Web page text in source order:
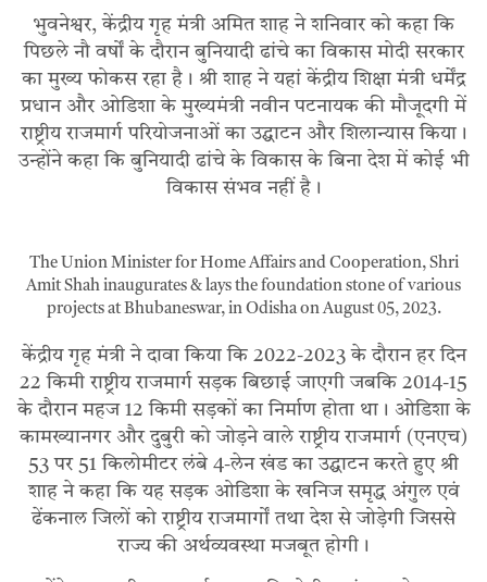
भुवनेश्वर, केंद्रीय गृह मंत्री अमित शाह ने शनिवार को कहा कि
पिछले नौ वर्षों के दौरान बुनियादी ढांचे का विकास मोदी सरकार
का मुख्य फोकस रहा है। श्री शाह ने यहां केंद्रीय शिक्षा मंत्री धर्मेंद्र
प्रधान और ओडिशा के मुख्यमंत्री नवीन पटनायक की मौजूदगी में
राष्ट्रीय राजमार्ग परियोजनाओं का उद्घाटन और शिलान्यास किया।
उन्होंने कहा कि बुनियादी ढांचे के विकास के बिना देश में कोई भी
विकास संभव नहीं है।
The Union Minister for Home Affairs and Cooperation, Shri
Amit Shah inaugurates & lays the foundation stone of various
projects at Bhubaneswar, in Odisha on August 05, 2023.
केंद्रीय गृह मंत्री ने दावा किया कि 2022-2023 के दौरान हर दिन
22 किमी राष्ट्रीय राजमार्ग सड़क बिछाई जाएगी जबकि 2014-15
के दौरान महज 12 किमी सड़कों का निर्माण होता था। ओडिशा के
कामख्यानगर और दुबुरी को जोड़ने वाले राष्ट्रीय राजमार्ग (एनएच)
53 पर 51 किलोमीटर लंबे 4-लेन खंड का उद्घाटन करते हुए श्री
शाह ने कहा कि यह सड़क ओडिशा के खनिज समृद्ध अंगुल एवं
ढेंकनाल जिलों को राष्ट्रीय राजमार्गों तथा देश से जोड़ेगी जिससे
राज्य की अर्थव्यवस्था मजबूत होगी।